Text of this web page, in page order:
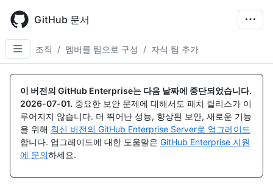
main
content
GitHub 문서
조직 / 멤버를 팀으로 구성 / 자식 팀 추가
이 버전의 GitHub Enterprise는 다음 날짜에 중단되었습니다.
2026-07-01. 중요한 보안 문제에 대해서도 패치 릴리스가 이
루어지지 않습니다. 더 뛰어난 성능, 향상된 보안, 새로운 기능
을 위해 최신 버전의 GitHub Enterprise Server로 업그레이드
합니다. 업그레이드에 대한 도움말은 GitHub Enterprise 지원
에 문의하세요.